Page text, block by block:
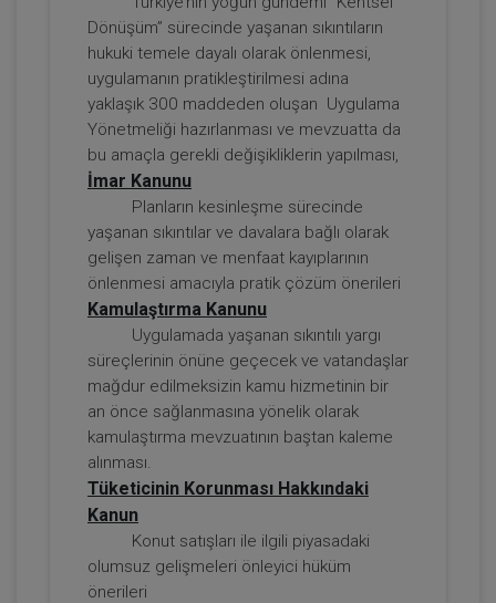
Taşınmaz Hukuku - IV. Borçlar Hukuku
Kongresi - VI. Oturum
360 TL
Tüketici Hukuku Enstitüsü
Tazminat Hukuku - IV. Borçlar Hukuku
Kongresi - IV. Oturum
360 TL
Dönüşüm” sürecinde yaşanan sıkıntıların
hukuki temele dayalı olarak önlenmesi,
uygulamanın pratikleştirilmesi adına
yaklaşık 300 maddeden oluşan Uygulama
Yönetmeliği hazırlanması ve mevzuatta da
bu amaçla gerekli değişikliklerin yapılması,
İmar Kanunu
Planların kesinleşme sürecinde
yaşanan sıkıntılar ve davalara bağlı olarak
gelişen zaman ve menfaat kayıplarının
önlenmesi amacıyla pratik çözüm önerileri
Kamulaştırma Kanunu
Uygulamada yaşanan sıkıntılı yargı
süreçlerinin önüne geçecek ve vatandaşlar
mağdur edilmeksizin kamu hizmetinin bir
an önce sağlanmasına yönelik olarak
kamulaştırma mevzuatının baştan kaleme
alınması.
Tüketicinin Korunması Hakkındaki
Kanun
Konut satışları ile ilgili piyasadaki
olumsuz gelişmeleri önleyici hüküm
önerileri